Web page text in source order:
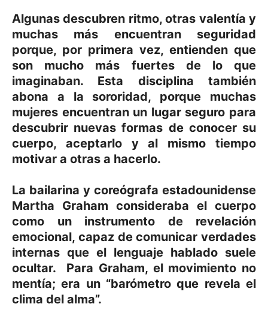
Algunas descubren ritmo, otras valentía y
muchas más encuentran seguridad
porque, por primera vez, entienden que
son mucho más fuertes de lo que
imaginaban. Esta disciplina también
abona a la sororidad, porque muchas
mujeres encuentran un lugar seguro para
descubrir nuevas formas de conocer su
cuerpo, aceptarlo y al mismo tiempo
motivar a otras a hacerlo.
La bailarina y coreógrafa estadounidense
Martha Graham consideraba el cuerpo
como un instrumento de revelación
emocional, capaz de comunicar verdades
internas que el lenguaje hablado suele
ocultar. Para Graham, el movimiento no
mentía; era un “barómetro que revela el
clima del alma”.